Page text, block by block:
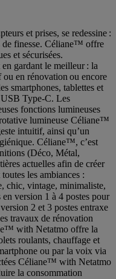
et prises, se redessine :
de finesse. Céliane™ offre
et sécurisées.
gardant le meilleur : la
en rénovation ou encore
smartphones, tablettes et
USB Type-C. Les
fonctions lumineuses
lumineuse Céliane™
intuitif, ainsi qu’un
Céliane™, c’est
(Déco, Métal,
actuelles afin de créer
les ambiances :
chic, vintage, minimaliste,
version 1 à 4 postes pour
2 et 3 postes entraxe
travaux de rénovation
with Netatmo offre la
roulants, chauffage et
ou par la voix via
Céliane™ with Netatmo
la consommation